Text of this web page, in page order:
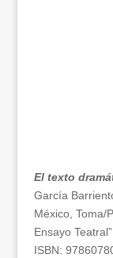
El texto
García
México, Toma/
Ensayo
ISBN: